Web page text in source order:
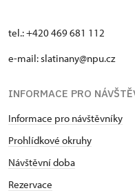
tel.: +420 469 681 112
e-mail: slatinany@npu.cz
INFORMACE PRO
Informace pro návštěvníky
Prohlídkové okruhy
Návštěvní doba
Rezervace